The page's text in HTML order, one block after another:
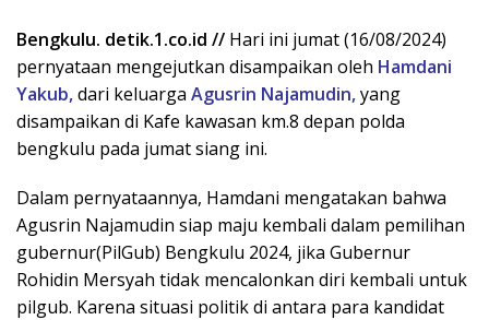
Bengkulu. detik.1.co.id // Hari ini jumat (16/08/2024)
pernyataan mengejutkan disampaikan oleh Hamdani
Yakub,dari keluarga Agusrin Najamudin,yang
disampaikan di Kafe kawasan km.8 depan polda
bengkulu pada jumat siang ini.
Dalam pernyataannya, Hamdani mengatakan bahwa
Agusrin Najamudin siap maju kembali dalam pemilihan
gubernur(PilGub) Bengkulu 2024, jika Gubernur
Rohidin Mersyah tidak mencalonkan diri kembali untuk
pilgub. Karena situasi politik di antara para kandidat